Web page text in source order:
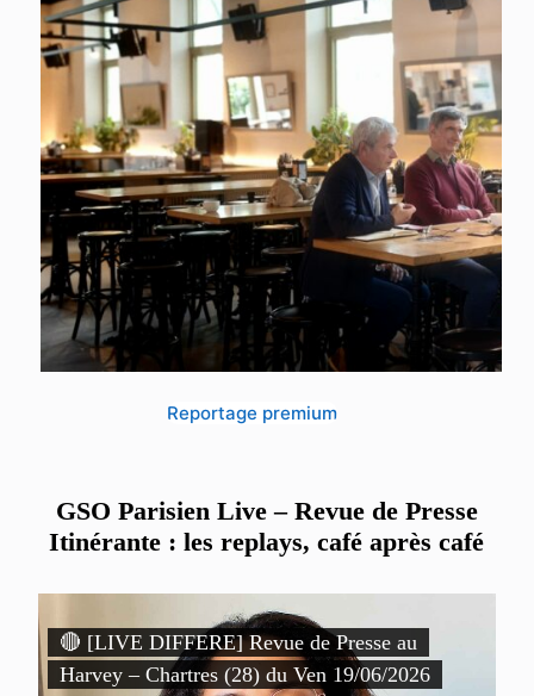
Reportage premium
GSO Parisien Live – Revue de Presse
Itinérante : les replays, café après café
🔴 [LIVE DIFFERE] Revue de Presse au
Harvey – Chartres (28) du Ven 19/06/2026